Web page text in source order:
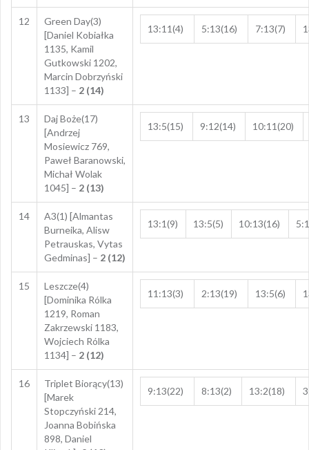
12
Green Day(3)
[Daniel Kobiałka
1135, Kamil
Gutkowski 1202,
Marcin Dobrzyński
1133] – 2 (14)
13:11(4) 5:13(16) 7:13(7)
13
Daj Boże(17)
[Andrzej
Mosiewicz 769,
Paweł Baranowski,
Michał Wolak
1045] – 2 (13)
13:5(15) 9:12(14) 10:11(20)
14
A3(1) [Almantas
Burneika, Alisw
Petrauskas, Vytas
Gedminas] – 2 (12)
13:1(9) 13:5(5) 10:13(16)
15
Leszcze(4)
[Dominika Rólka
1219, Roman
Zakrzewski 1183,
Wojciech Rólka
1134] – 2 (12)
11:13(3) 2:13(19) 13:5(6)
16
Triplet Biorący(13)
[Marek
Stopczyński 214,
Joanna Bobińska
898, Daniel
9:13(22) 8:13(2) 13:2(18)